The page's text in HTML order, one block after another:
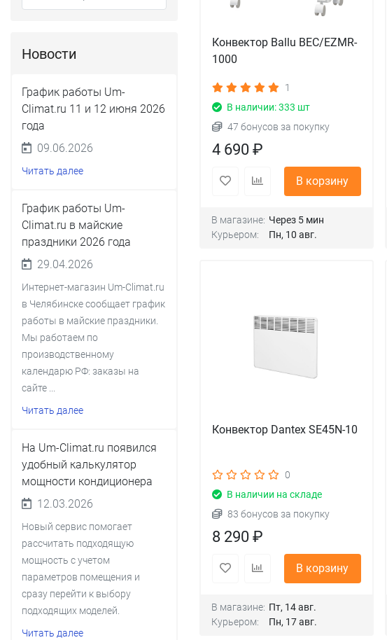
Новости
График работы Um-
Climat.ru 11 и 12 июня 2026
года
09.06.2026
Читать далее
График работы Um-
Climat.ru в майские
праздники 2026 года
29.04.2026
Интернет-магазин Um-Climat.ru
в Челябинске сообщает график
работы в майские праздники.
Мы работаем по
производственному
календарю РФ: заказы на
сайте ...
Читать далее
На Um-Climat.ru появился
удобный калькулятор
мощности кондиционера
12.03.2026
Новый сервис помогает
рассчитать подходящую
мощность с учетом
параметров помещения и
сразу перейти к выбору
подходящих моделей.
Читать далее
Конвектор Ballu BEC/EZMR-
1000
1
В наличии: 333 шт
47 бонусов за покупку
4 690 ₽
В корзину
В магазине: Через 5 мин
Курьером:
Пн, 10 авг.
Конвектор Dantex SE45N-10
0
В наличии на складе
83 бонусов за покупку
8 290 ₽
В корзину
В магазине: Пт, 14 авг.
Курьером:
Пн, 17 авг.